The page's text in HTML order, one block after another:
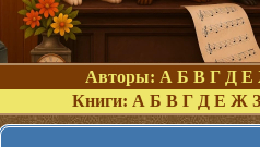
Авторы: А Б В Г Д Е
Книги: А Б В Г Д Е Ж З